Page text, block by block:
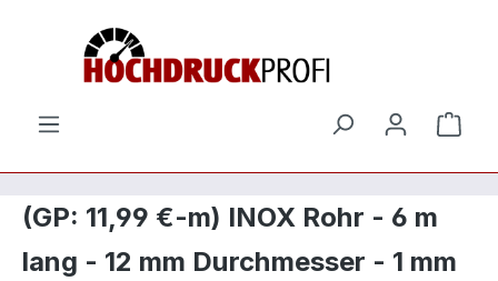
Zum Hauptinhalt springen
(GP: 11,99 €-m) INOX Rohr - 6 m
lang - 12 mm Durchmesser - 1 mm